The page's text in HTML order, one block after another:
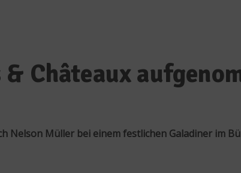
Châteaux
Müller bei einem festlichen Galadiner im